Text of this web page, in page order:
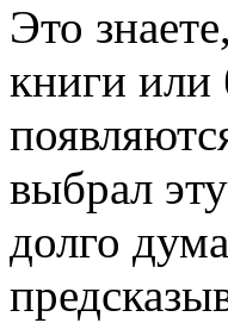
Это
книги или
выбрал
долго